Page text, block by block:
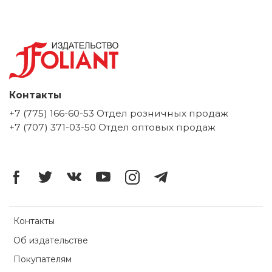
Контакты
Об издательстве
Покупателям
Контакты
+7 (775) 166-60-53 Отдел розничных продаж
+7 (707) 371-03-50 Отдел оптовых продаж